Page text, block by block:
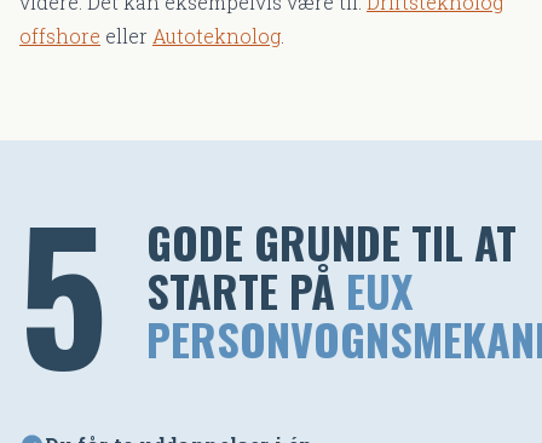
offshore eller Autoteknolog.
5 GODE GRUNDE TIL AT
STARTE PÅ EUX